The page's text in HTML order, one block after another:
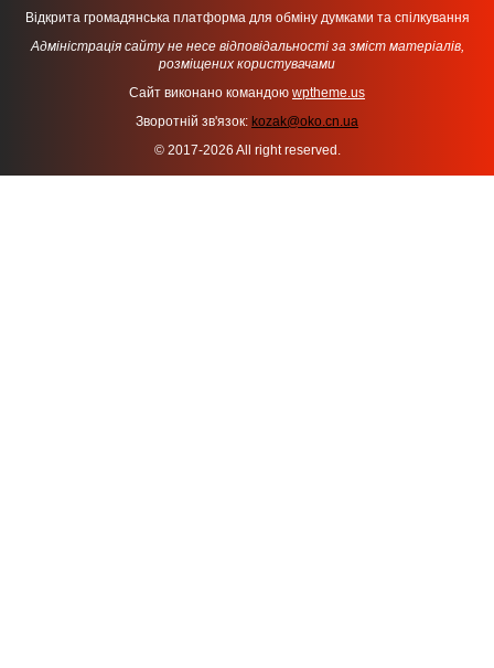
Відкрита громадянська платформа для обміну думками та спілкування
Адміністрація сайту не несе відповідальності за зміст матеріалів,
розміщених користувачами
Сайт виконано командою wptheme.us
Зворотній зв'язок: kozak@oko.cn.ua
© 2017-2026 All right reserved.